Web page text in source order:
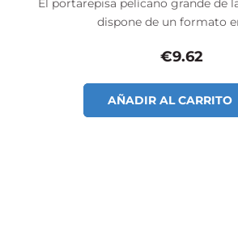
El portarepisa pelícano grande de
dispone de un formato
€9.62
AÑADIR AL CARRITO